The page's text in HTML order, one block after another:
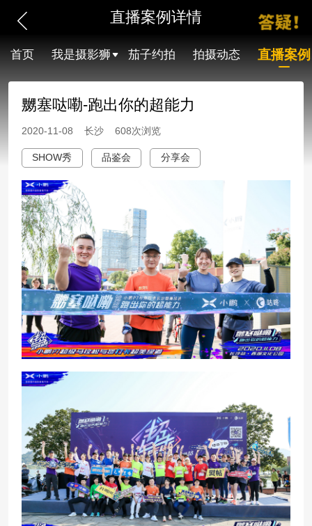
直播案例详情
首页 我是摄影狮 茄子约拍 拍摄动态 直播案例
嬲塞哒嘞-跑出你的超能力
2020-11-08 长沙 608次浏览
SHOW秀 品鉴会 分享会